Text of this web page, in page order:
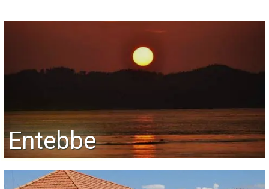
Entebbe